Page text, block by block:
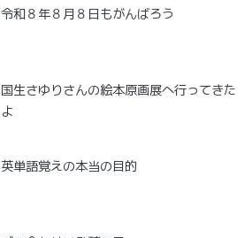
令和８年８月８日もがんばろう
国生さゆりさんの絵本原画展へ行ってきた
よ
英単語覚えの本当の目的